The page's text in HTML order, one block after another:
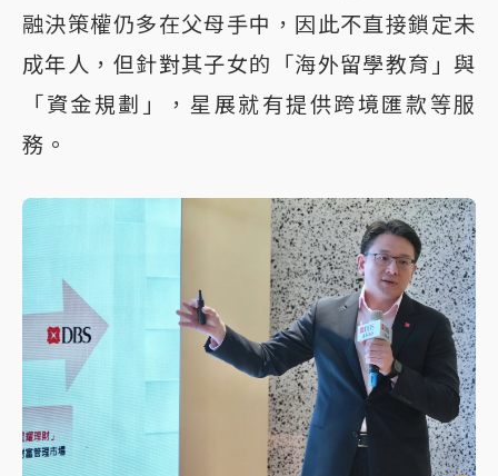
融決策權仍多在父母手中，因此不直接鎖定未
成年人，但針對其子女的「海外留學教育」與
「資金規劃」，星展就有提供跨境匯款等服
務。